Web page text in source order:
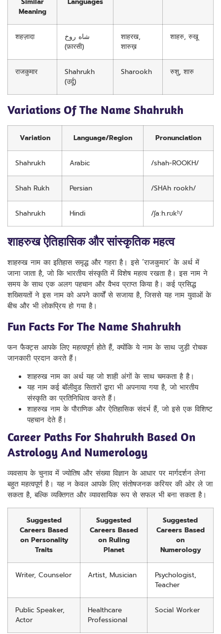
Meaning
शहज़ादा
شاه روخ
(फ़ारसी)
शाहरख,
शारुख़
शाहरु, रुखू
राजकुमार
Shahrukh
(उर्दू)
Sharookh रुशु, शारु
Variations Of The Name Shahrukh
Variation Language/Region Pronunciation
Shahrukh Arabic /shah-ROOKH/
Shah Rukh Persian /SHAh rookh/
Shahrukh Hindi /ʃaːh.rʊkʰ/
शाहरुख ऐतिहासिक और सांस्कृतिक महत्व
शाहरुख नाम का इतिहास समृद्ध और गहरा है। इसे ‘राजकुमार’ के अर्थ में
जाना जाता है, जो कि भारतीय संस्कृति में विशेष महत्व रखता है। इस नाम ने
समय के साथ एक अलग पहचान और वैभव प्राप्त किया है। कई प्रसिद्ध
शख्सियतों ने इस नाम को अपने कार्यों से सजाया है, जिससे यह नाम युवाओं के
बीच और भी लोकप्रिय हो गया है।
Fun Facts For The Name Shahrukh
फन फैक्ट्स आपके लिए महत्वपूर्ण होते हैं, क्योंकि ये नाम के साथ जुड़ी रोचक
जानकारी प्रदान करते हैं।
शाहरुख नाम का अर्थ यह जो शाही अंगों के साथ चमकता है है।
यह नाम कई बॉलीवुड सितारों द्वारा भी अपनाया गया है, जो भारतीय
संस्कृति का प्रतिनिधित्व करते हैं।
शाहरुख नाम के पौराणिक और ऐतिहासिक संदर्भ हैं, जो इसे एक विशिष्ट
पहचान देते हैं।
Career Paths For Shahrukh Based On
Astrology And Numerology
व्यवसाय के चुनाव में ज्योतिष और संख्या विज्ञान के आधार पर मार्गदर्शन लेना
बहुत महत्वपूर्ण है। यह न केवल आपके लिए संतोषजनक करियर की ओर ले जा
सकता है, बल्कि व्यक्तिगत और व्यावसायिक रूप से सफल भी बना सकता है।
Suggested
Careers Based
on Personality
Traits
Suggested
Careers Based
on Ruling
Planet
Suggested
Careers Based
on
Numerology
Writer, Counselor Artist, Musician
Psychologist,
Teacher
Public Speaker,
Actor
Healthcare
Professional
Social Worker